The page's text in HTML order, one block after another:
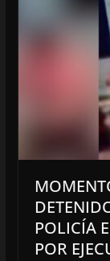
POLICÍA
POR